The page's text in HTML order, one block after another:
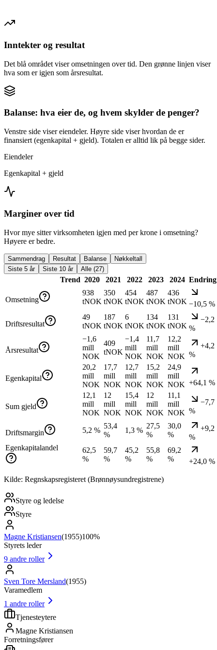
Inntekter og resultat
Det blå området viser omsetningen over tid. Den grønne linjen viser
hva som er igjen som årsresultat.
Balanse: hva eier de, og hvem skylder de penger?
Venstre side viser eiendeler. Høyre side viser hvordan de er
finansiert (egenkapital + gjeld). Totalen er alltid lik på begge sider.
Eiendeler
Egenkapital + gjeld
Marginer over tid
Hvor mye sitter virksomheten igjen med per krone i omsetning?
Høyere er bedre.
Sammendrag Resultat Balanse
Nøkkeltall
Siste 5 år
Siste 10 år Alle (27)
Trend 2020 2021 2022 2023 2024 Endring
Omsetning
938
tNOK
350
tNOK
454
tNOK
487
tNOK
436
tNOK −10,5 %
Driftsresultat
49
tNOK
187
tNOK
6
tNOK
134
tNOK
131
tNOK
−2,2
%
Årsresultat
−1,6
mill
NOK
409
tNOK
−1,4
mill
NOK
11,7
mill
NOK
12,2
mill
NOK
+4,2
%
Egenkapital
20,2
mill
NOK
17,7
mill
NOK
12,7
mill
NOK
15,2
mill
NOK
24,9
mill
NOK +64,1 %
Sum gjeld
12,1
mill
NOK
12
mill
NOK
15,4
mill
NOK
12
mill
NOK
11,1
mill
NOK
−7,7
%
Driftsmargin 5,2 %
53,4
%
1,3 %
27,5
%
30,0
%
+9,2
%
Egenkapitalandel
62,5
%
59,7
%
45,2
%
55,8
%
69,2
%
+24,0 %
Kilde: Regnskapsregisteret (Brønnøysundregistrene)
Styre og ledelse
Styre
Magne Kristiansen(1955)100%
Styrets leder
9 andre roller
Sven Tore Mersland(1955)
Varamedlem
1 andre roller
Tjenesteytere
Magne Kristiansen
Forretningsfører